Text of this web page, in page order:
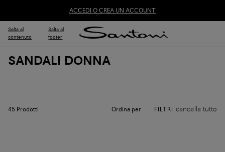
ACCEDI O CREA UN ACCOUNT
Salta al
contenuto
Salta al
footer
SANDALI DONNA
45 Prodotti Ordina per FILTRI cancella tutto